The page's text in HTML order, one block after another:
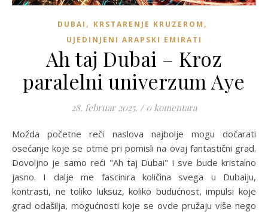
DUBAI , KRSTARENJE KRUZEROM ,
UJEDINJENI ARAPSKI EMIRATI
Ah taj Dubai – Kroz
paralelni univerzum Aye
28. februar 2025. / 0 komentara
Možda početne reči naslova najbolje mogu dočarati
osećanje koje se otme pri pomisli na ovaj fantastični grad.
Dovoljno je samo reći "Ah taj Dubai" i sve bude kristalno
jasno. I dalje me fascinira količina svega u Dubaiju,
kontrasti, ne toliko luksuz, koliko budućnost, impulsi koje
grad odašilja, mogućnosti koje se ovde pružaju više nego